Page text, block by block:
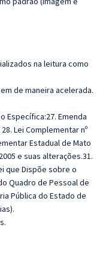
na leitura como
de maneira acelerada.
Específica:27. Emenda
Lei Complementar nº
Estadual de Mato
e suas alterações.31.
que Dispõe sobre o
Quadro de Pessoal de
Pública do Estado de